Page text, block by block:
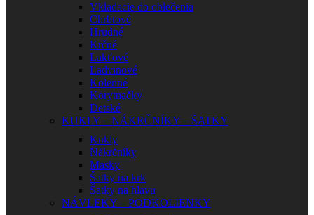
Vkladacie do oblečenia
Chrbtové
Hrudné
Krčné
Lakťové
Ľadvinové
Kolenné
Korytnačky
Detské
KUKLY – NÁKRČNÍKY – ŠATKY
Kukly
Nákrčníky
Masky
Šatky na krk
Šatky na hlavu
NÁVLEKY – PODKOLIENKY